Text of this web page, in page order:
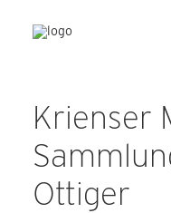
Krienser
Ottiger